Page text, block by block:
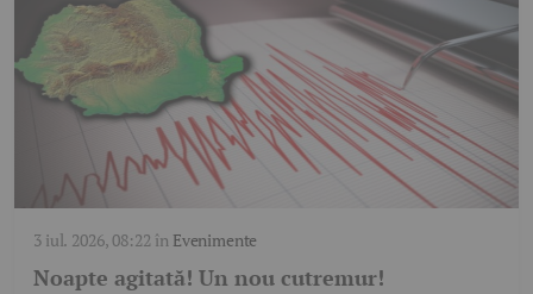
3 iul. 2026, 08:22 în Evenimente
Noapte agitată! Un nou cutremur!